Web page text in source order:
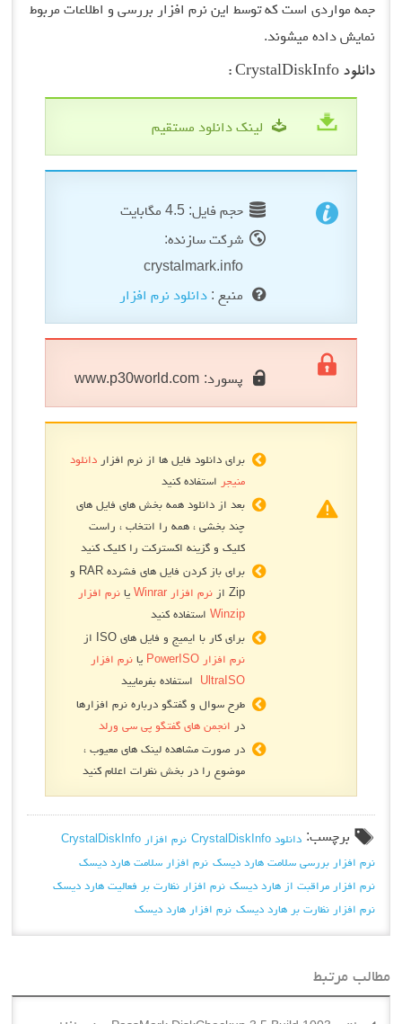
جمه مواردی است که توسط این نرم افزار بررسی و اطلاعات مربوط
نمایش داده میشوند.
دانلود CrystalDiskInfo :
لینک دانلود مستقیم
حجم فایل: 4.5 مگابایت
شرکت سازنده:
crystalmark.info
منبع : دانلود نرم افزار
پسورد: www.p30world.com
برای دانلود فایل ها از نرم افزار دانلود
منیجر استفاده کنید
بعد از دانلود همه بخش های فایل های
چند بخشی ، همه را انتخاب ، راست
کلیک و گزینه اکسترکت را کلیک کنید
برای باز کردن فایل های فشرده RAR و
Zip از
نرم افزار Winrar یا نرم افزار
Winzipاستفاده کنید
برای کار با ایمیج و فایل های ISO از
نرم افزار PowerISO
یا نرم افزار
UltraISO استفاده بفرمایید
طرح سوال و گفتگو درباره نرم افزارها
در انجمن های گفتگو پی سی ورلد
در صورت مشاهده لینک های معیوب ،
موضوع را در بخش نظرات اعلام کنید
برچسب: دانلود CrystalDiskInfo
نرم افزار CrystalDiskInfo
نرم افزار بررسی سلامت هارد دیسک نرم افزار سلامت هارد دیسک
نرم افزار مراقبت از هارد دیسک نرم افزار نظارت بر فعالیت هارد دیسک
نرم افزار نظارت بر هارد دیسک نرم افزار هارد دیسک
مطالب مرتبط